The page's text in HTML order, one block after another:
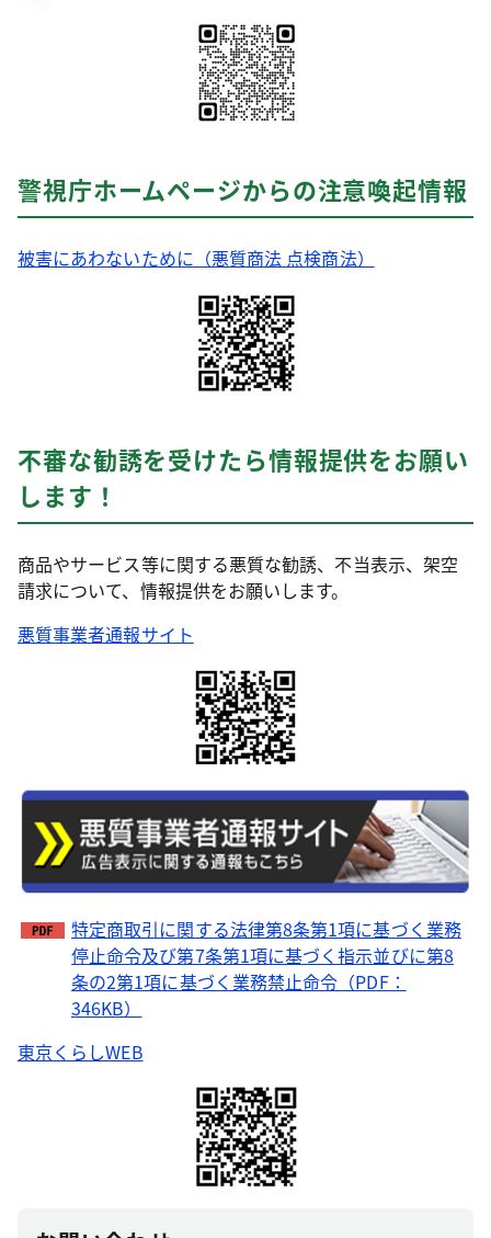
警視庁ホームページからの注意喚起情報
被害にあわないために（悪質商法 点検商法）
不審な勧誘を受けたら情報提供をお願い
します！
商品やサービス等に関する悪質な勧誘、不当表示、架空
請求について、情報提供をお願いします。
悪質事業者通報サイト
特定商取引に関する法律第8条第1項に基づく業務
停止命令及び第7条第1項に基づく指示並びに第8
条の2第1項に基づく業務禁止命令（PDF：
346KB）
東京くらしWEB